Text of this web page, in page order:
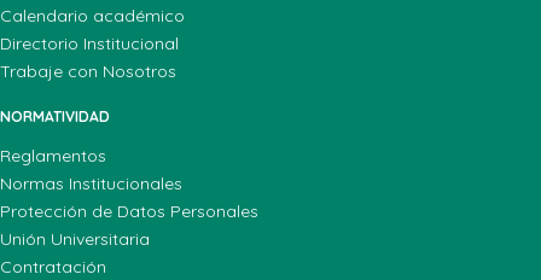
Calendario académico
Directorio Institucional
Trabaje con Nosotros
NORMATIVIDAD
Reglamentos
Normas Institucionales
Protección de Datos Personales
Unión Universitaria
Contratación